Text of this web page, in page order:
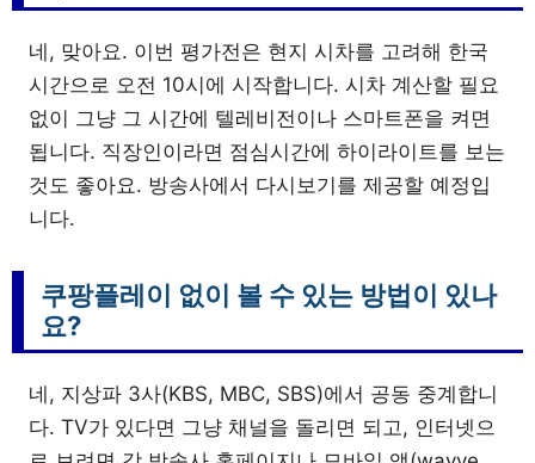
네, 맞아요. 이번 평가전은 현지 시차를 고려해 한국
시간으로 오전 10시에 시작합니다. 시차 계산할 필요
없이 그냥 그 시간에 텔레비전이나 스마트폰을 켜면
됩니다. 직장인이라면 점심시간에 하이라이트를 보는
것도 좋아요. 방송사에서 다시보기를 제공할 예정입
니다.
쿠팡플레이 없이 볼 수 있는 방법이 있나
요?
네, 지상파 3사(KBS, MBC, SBS)에서 공동 중계합니
다. TV가 있다면 그냥 채널을 돌리면 되고, 인터넷으